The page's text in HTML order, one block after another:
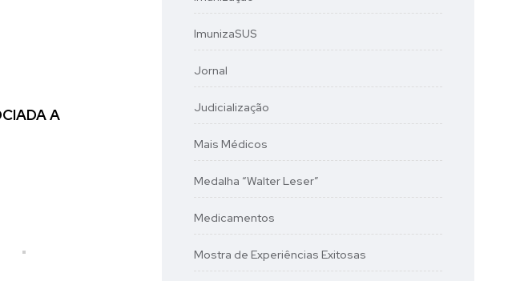
A
ImunizaSUS
Jornal
Judicialização
Mais Médicos
Medalha “Walter Leser”
Medicamentos
Mostra de Experiências Exitosas